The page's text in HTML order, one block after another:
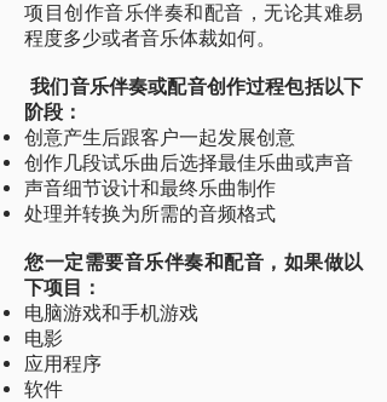
项目创作音乐伴奏和配音，无论其难易
程度多少或者音乐体裁如何。
我们音乐伴奏或配音创作过程包括以下
阶段：
创意产生后跟客户一起发展创意
创作几段试乐曲后选择最佳乐曲或声音
声音细节设计和最终乐曲制作
处理并转换为所需的音频格式
您一定需要音乐伴奏和配音，如果做以
下项目：
电脑游戏和手机游戏
电影
应用程序
软件